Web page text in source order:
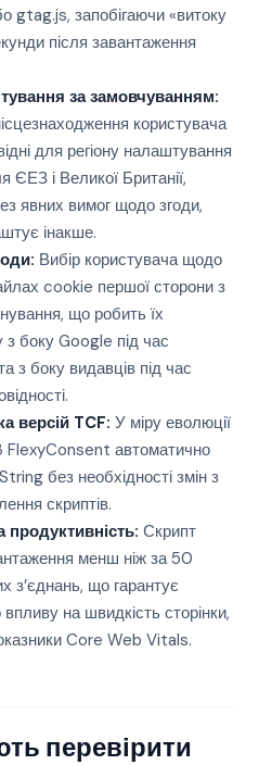
gtag.js, запобігаючи «витоку
після завантаження
за замовчуванням:
користувача
для регіону налаштування
ЄЕЗ і Великої Британії,
явних вимог щодо згоди,
інакше.
Вибір користувача щодо
cookie першої сторони з
що робить їх
боку Google під час
з боку видавців під час
версій TCF: У міру еволюції
FlexyConsent автоматично
без необхідності змін з
скриптів.
Скрипт
менш ніж за 50
з’єднань, що гарантує
впливу на швидкість сторінки,
Core Web Vitals.
перевірити